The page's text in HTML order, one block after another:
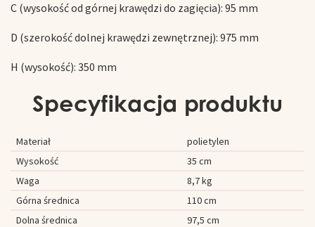
C (wysokość od górnej krawędzi do zagięcia): 95 mm
D (szerokość dolnej krawędzi zewnętrznej): 975 mm
H (wysokość): 350 mm
Specyfikacja produktu
Materiał
polietylen
Wysokość
35 cm
Waga
8,7 kg
Górna średnica
110 cm
Dolna średnica
97,5 cm